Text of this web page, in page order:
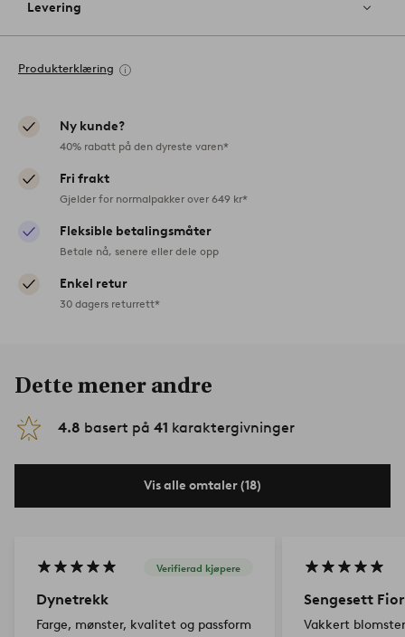
Levering
Produkterklæring
Ny kunde?
40% rabatt på den dyreste varen*
Fri frakt
Gjelder for normalpakker over 649 kr*
Fleksible betalingsmåter
Betale nå, senere eller dele opp
Enkel retur
30 dagers returrett*
Dette mener andre
4.8 basert på 41 karaktergivninger
Vis alle omtaler (18)
Verifierad kjøpere
Dynetrekk
Farge, mønster, kvalitet og passform
Sengesett
Vakkert